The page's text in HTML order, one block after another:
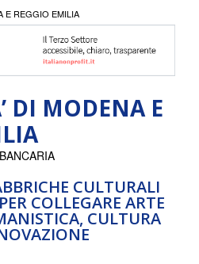
E REGGIO EMILIA
DI MODENA E
CULTURALI
COLLEGARE ARTE
CULTURA